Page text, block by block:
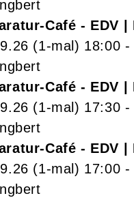
Café - EDV |
(1-mal) 18:00 -
Café - EDV |
(1-mal) 17:30 -
Café - EDV |
(1-mal) 17:00 -